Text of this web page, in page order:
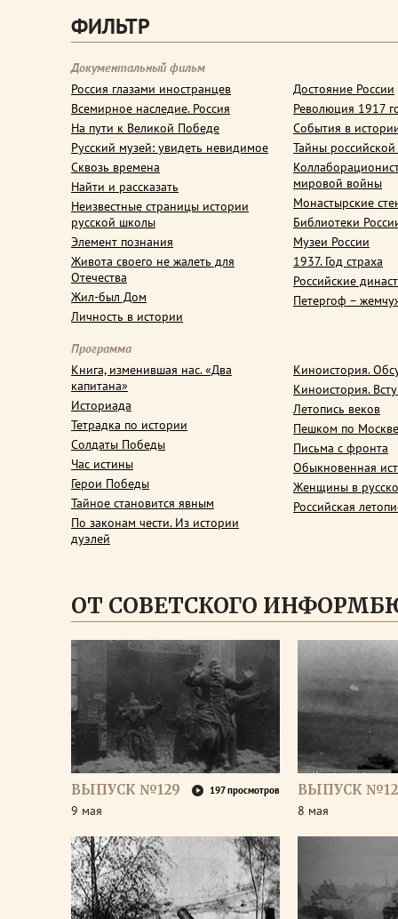
ФИЛЬТР
Документальный фильм
Россия глазами иностранцев
Всемирное наследие. Россия
На пути к Великой Победе
Русский музей: увидеть невидимое
Сквозь времена
Найти и рассказать
Неизвестные страницы истории
русской школы
Элемент познания
Живота своего не жалеть для
Отечества
Жил-был Дом
Личность в истории
Достояние России
Революция 1917
События в
Тайны
мировой войны
Монастырские
Библиотеки
Музеи России
1937. Год страха
Российские
Петергоф –
Программа
Книга, изменившая нас. «Два
капитана»
Историада
Тетрадка по истории
Солдаты Победы
Час истины
Герои Победы
Тайное становится явным
По законам чести. Из истории
дуэлей
Киноистория.
Киноистория.
Летопись веков
Пешком по Москве
Письма с фронта
Обыкновенная
Женщины в
Российская
ОТ СОВЕТСКОГО
ВЫПУСК №129 197 просмотров
9 мая
ВЫПУСК
8 мая